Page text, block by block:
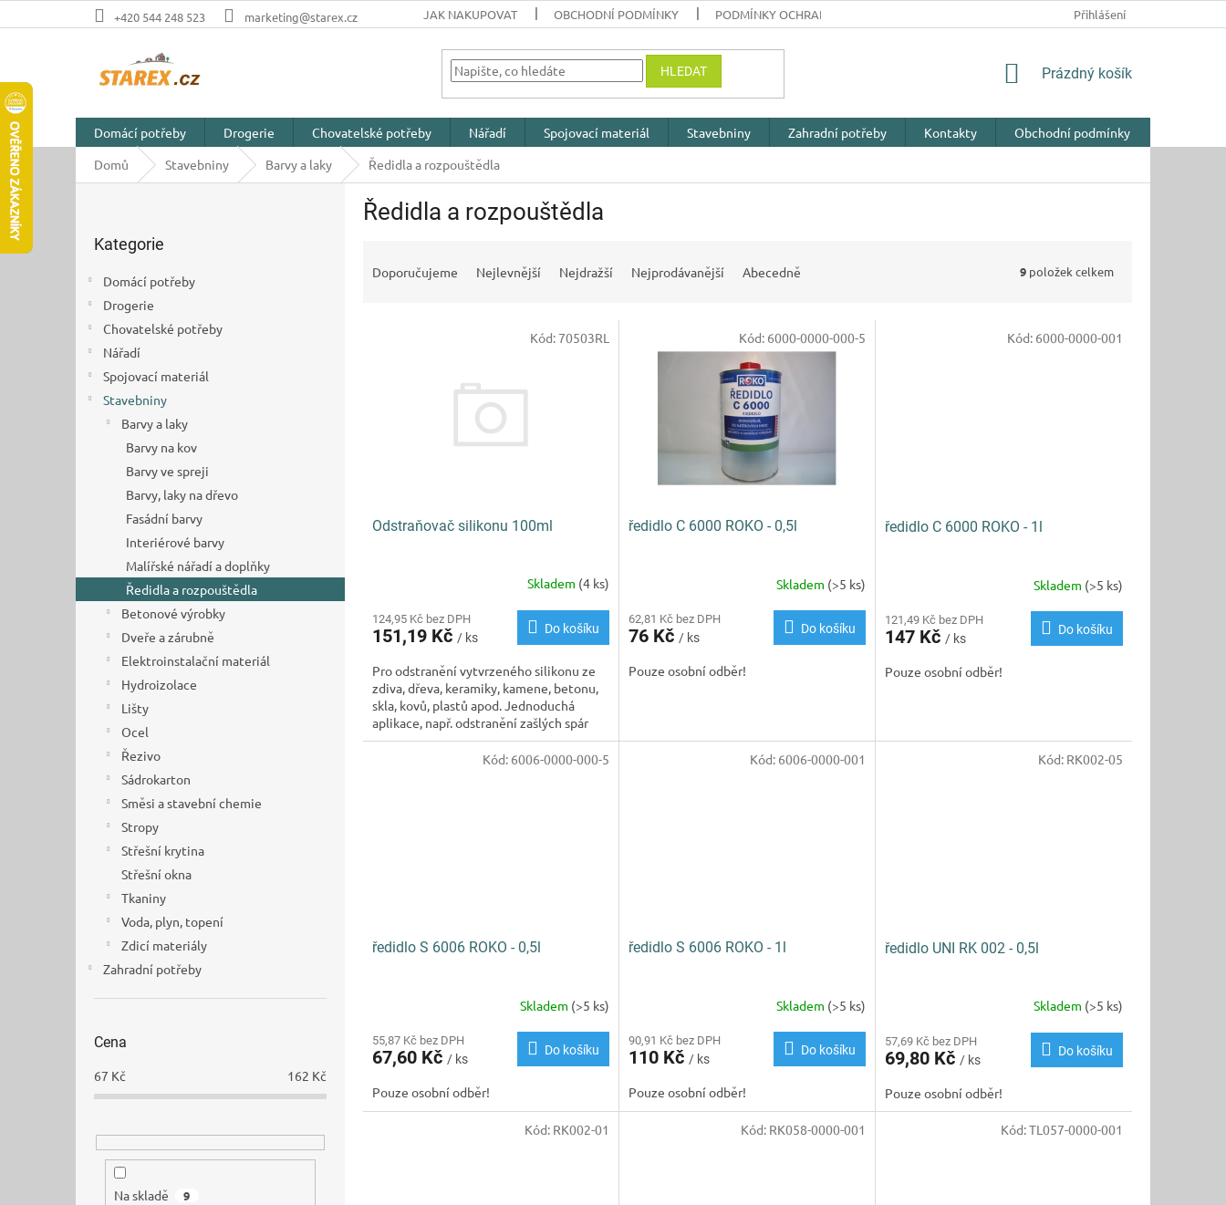
na
+420 544 248 523 marketing@starex.cz JAK NAKUPOVAT OBCHODNÍ PODMÍNKY PODMÍNKY OCHRANY OSOBNÍCH ÚDAJŮ Přihlášení
HLEDAT
NÁKUPNÍ
Prázdný košík
Domácí potřeby Drogerie Chovatelské potřeby Nářadí Spojovací materiál Stavebniny Zahradní potřeby Kontakty
Obchodní podmínky
Domů
Stavebniny Barvy a laky Ředidla a rozpouštědla
kategorie
Kategorie
Domácí potřeby
Drogerie
Chovatelské potřeby
Nářadí
Spojovací materiál
Stavebniny
Barvy a laky
Barvy na kov
Barvy ve spreji
Barvy, laky na dřevo
Fasádní barvy
Interiérové barvy
Malířské nářadí a doplňky
Ředidla a rozpouštědla
Betonové výrobky
Dveře a zárubně
Elektroinstalační materiál
Hydroizolace
Lišty
Ocel
Řezivo
Sádrokarton
Směsi a stavební chemie
Stropy
Střešní krytina
Střešní okna
Tkaniny
Voda, plyn, topení
Zdicí materiály
Zahradní potřeby
Cena
67 Kč 162 Kč
Na skladě 9
Ředidla a rozpouštědla
Doporučujeme Nejlevnější Nejdražší Nejprodávanější Abecedně 9 položek celkem
Odstraňovač silikonu 100ml
Skladem (4 ks)
124,95 Kč bez DPH
151,19 Kč / ks
Do košíku
Pro odstranění vytvrzeného silikonu ze
zdiva, dřeva, keramiky, kamene, betonu,
skla, kovů, plastů apod. Jednoduchá
aplikace, např. odstranění zašlých spár
okolo van, umyvadel,...
Kód: 70503RL
ředidlo C 6000 ROKO - 0,5l
Skladem (>5 ks)
62,81 Kč bez DPH
76 Kč / ks
Do košíku
Pouze osobní odběr!
Kód: 6000-0000-000-5
ředidlo C 6000 ROKO - 1l
Skladem (>5 ks)
121,49 Kč bez DPH
147 Kč / ks
Do košíku
Pouze osobní odběr!
Kód: 6000-0000-001
ředidlo S 6006 ROKO - 0,5l
Skladem (>5 ks)
55,87 Kč bez DPH
67,60 Kč / ks
Do košíku
Pouze osobní odběr!
Kód: 6006-0000-000-5
ředidlo S 6006 ROKO - 1l
Skladem (>5 ks)
90,91 Kč bez DPH
110 Kč / ks
Do košíku
Pouze osobní odběr!
Kód: 6006-0000-001
ředidlo UNI RK 002 - 0,5l
Skladem (>5 ks)
57,69 Kč bez DPH
69,80 Kč / ks
Do košíku
Pouze osobní odběr!
Kód: RK002-05
Kód: RK002-01 Kód: RK058-0000-001 Kód:TL057-0000-001